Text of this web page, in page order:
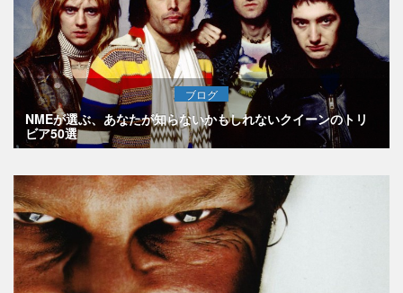
ブログ
NMEが選ぶ、あなたが知らないかもしれないクイーンのトリ
ビア50選